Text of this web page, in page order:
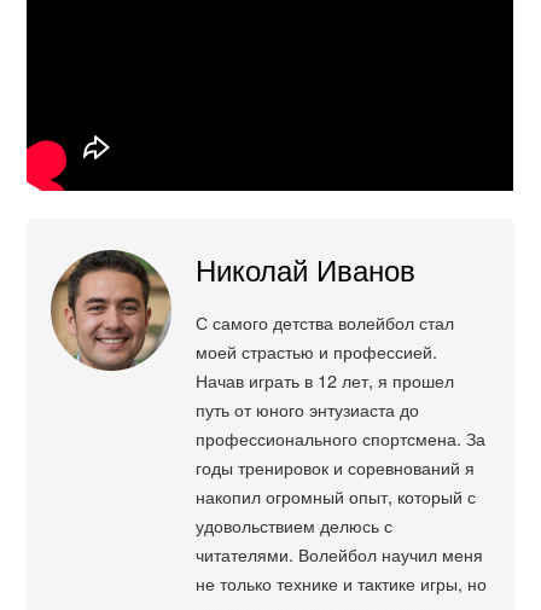
Николай Иванов
С самого детства волейбол стал
моей страстью и профессией.
Начав играть в 12 лет, я прошел
путь от юного энтузиаста до
профессионального спортсмена. За
годы тренировок и соревнований я
накопил огромный опыт, который с
удовольствием делюсь с
читателями. Волейбол научил меня
не только технике и тактике игры, но